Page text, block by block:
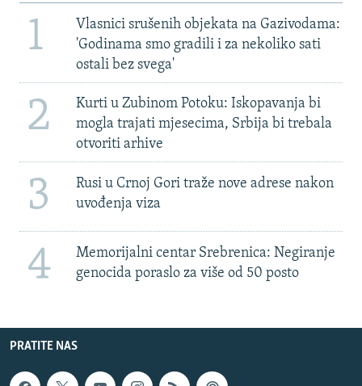
1
Vlasnici srušenih objekata na Gazivodama:
'Godinama smo gradili i za nekoliko sati
ostali bez svega'
2
Kurti u Zubinom Potoku: Iskopavanja bi
mogla trajati mjesecima, Srbija bi trebala
otvoriti arhive
3
Rusi u Crnoj Gori traže nove adrese nakon
uvođenja viza
4
Memorijalni centar Srebrenica: Negiranje
genocida poraslo za više od 50 posto
PRATITE NAS